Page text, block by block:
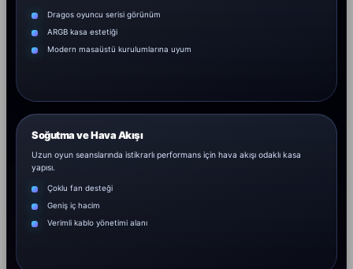
Dragos oyuncu serisi görünüm
ARGB kasa estetiği
Modern masaüstü kurulumlarına uyum
Soğutma ve Hava Akışı
Uzun oyun seanslarında istikrarlı performans için hava akışı odaklı kasa
yapısı.
Çoklu fan desteği
Geniş iç hacim
Verimli kablo yönetimi alanı